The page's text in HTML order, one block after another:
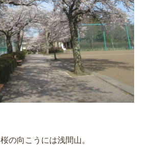
桜の向こうには浅間山。